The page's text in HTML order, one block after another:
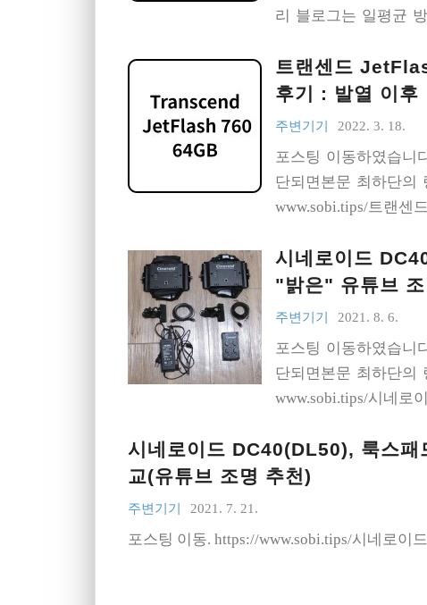
리 블로그는 일평균
일 수도 있겠지만 되
의 C to A USB 젠더였
게 생겼는데, 가격은
한 물건. https://
트랜센드
후기 : 발열 이후
주변기기 2022. 3. 18.
포스팅 이동하였습니
단되면본문 최하단의
www.sobi.tips/트랜센
시네로이드
"밝은" 유튜브 조
주변기기 2021. 8. 6.
포스팅 이동하였습니
단되면본문 최하단의
www.sobi.tips/시네로
시네로이드 DC40(DL50), 룩스패
교(유튜브 조명 추천)
주변기기 2021. 7. 21.
포스팅 이동. https://www.sobi.tips/시네로이